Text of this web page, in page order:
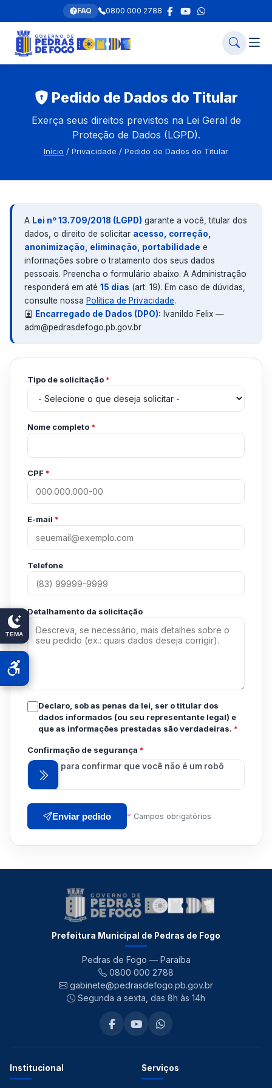
TEMA
FAQ 0800 000 2788
Pedido de Dados do Titular
Exerça seus direitos previstos na Lei Geral de
Proteção de Dados (LGPD).
Início / Privacidade / Pedido de Dados do Titular
A Lei nº 13.709/2018 (LGPD) garante a você, titular dos
dados, o direito de solicitar acesso, correção,
anonimização, eliminação, portabilidade e
informações sobre o tratamento dos seus dados
pessoais. Preencha o formulário abaixo. A Administração
responderá em até 15 dias (art. 19). Em caso de dúvidas,
consulte nossa Política de Privacidade.
Encarregado de Dados (DPO): Ivanildo Felix —
adm@pedrasdefogo.pb.gov.br
Tipo de solicitação *
Nome completo *
CPF *
E-mail *
Telefone
Detalhamento da solicitação
Declaro, sob as penas da lei, ser o titular dos
dados informados (ou seu representante legal) e
que as informações prestadas são verdadeiras. *
Confirmação de segurança *
Arraste para confirmar que você não é um robô
Enviar pedido * Campos obrigatórios
Prefeitura Municipal de Pedras de Fogo
Pedras de Fogo — Paraíba
0800 000 2788
gabinete@pedrasdefogo.pb.gov.br
Segunda a sexta, das 8h às 14h
Institucional Serviços